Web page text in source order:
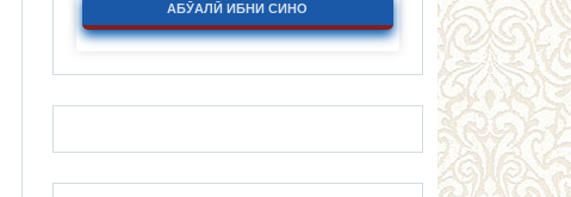
АБӮАЛӢ ИБНИ СИНО